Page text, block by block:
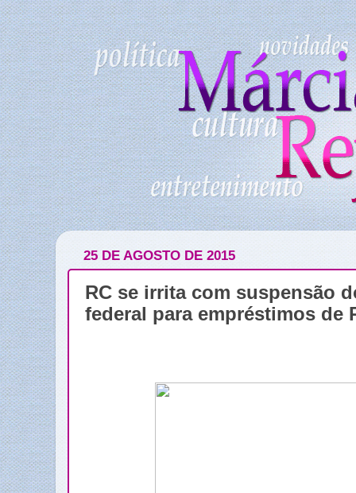
25 DE AGOSTO DE 2015
RC se irrita com suspensão
federal para empréstimos de